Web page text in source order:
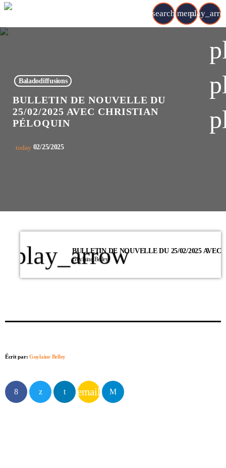
search menu
Baladodiffusions
BULLETIN DE NOUVELLE DU
25/02/2025 AVEC CHRISTIAN
PÉLOQUIN
today 02/25/2025
play_arrow
Guylaine Belley
Écrit par:Guylaine Belley
email